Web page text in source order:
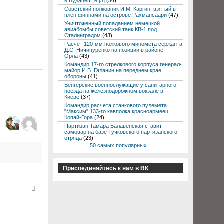
Советский полковник И.М. Каргин, взятый в
плен финнами на острове Рахмансаари (47)
Уничтоженный попаданием немецкой
авиабомбы советский танк КВ-1 под
Сталинградом (43)
Расчет 120-мм полкового миномета сержанта
Д.С. Ничипуренко на позиции в районе
Орла (43)
Командир 17-го стрелкового корпуса генерал-
майор И.В. Галанин на переднем крае
обороны (41)
Венгерские военнослужащие у санитарного
поезда на железнодорожном вокзале в
Киеве (37)
Командир расчета станкового пулемета
"Максим" 133-го кавполка красноармеец
Копай-Гора (24)
Партизан Тамара Балавенская ставит
самовар на базе Тучковского партизанского
отряда (23)
50 самых популярных...
Присоединяйтесь к нам в ВК